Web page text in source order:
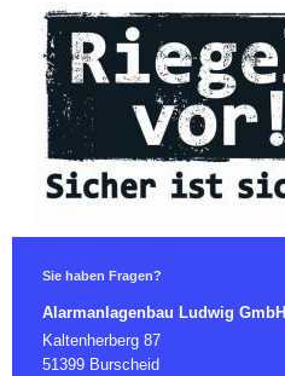
Sie haben Fragen?
Alarmanlagenbau Ludwig GmbH
Kaltenherberg 87
51399 Burscheid